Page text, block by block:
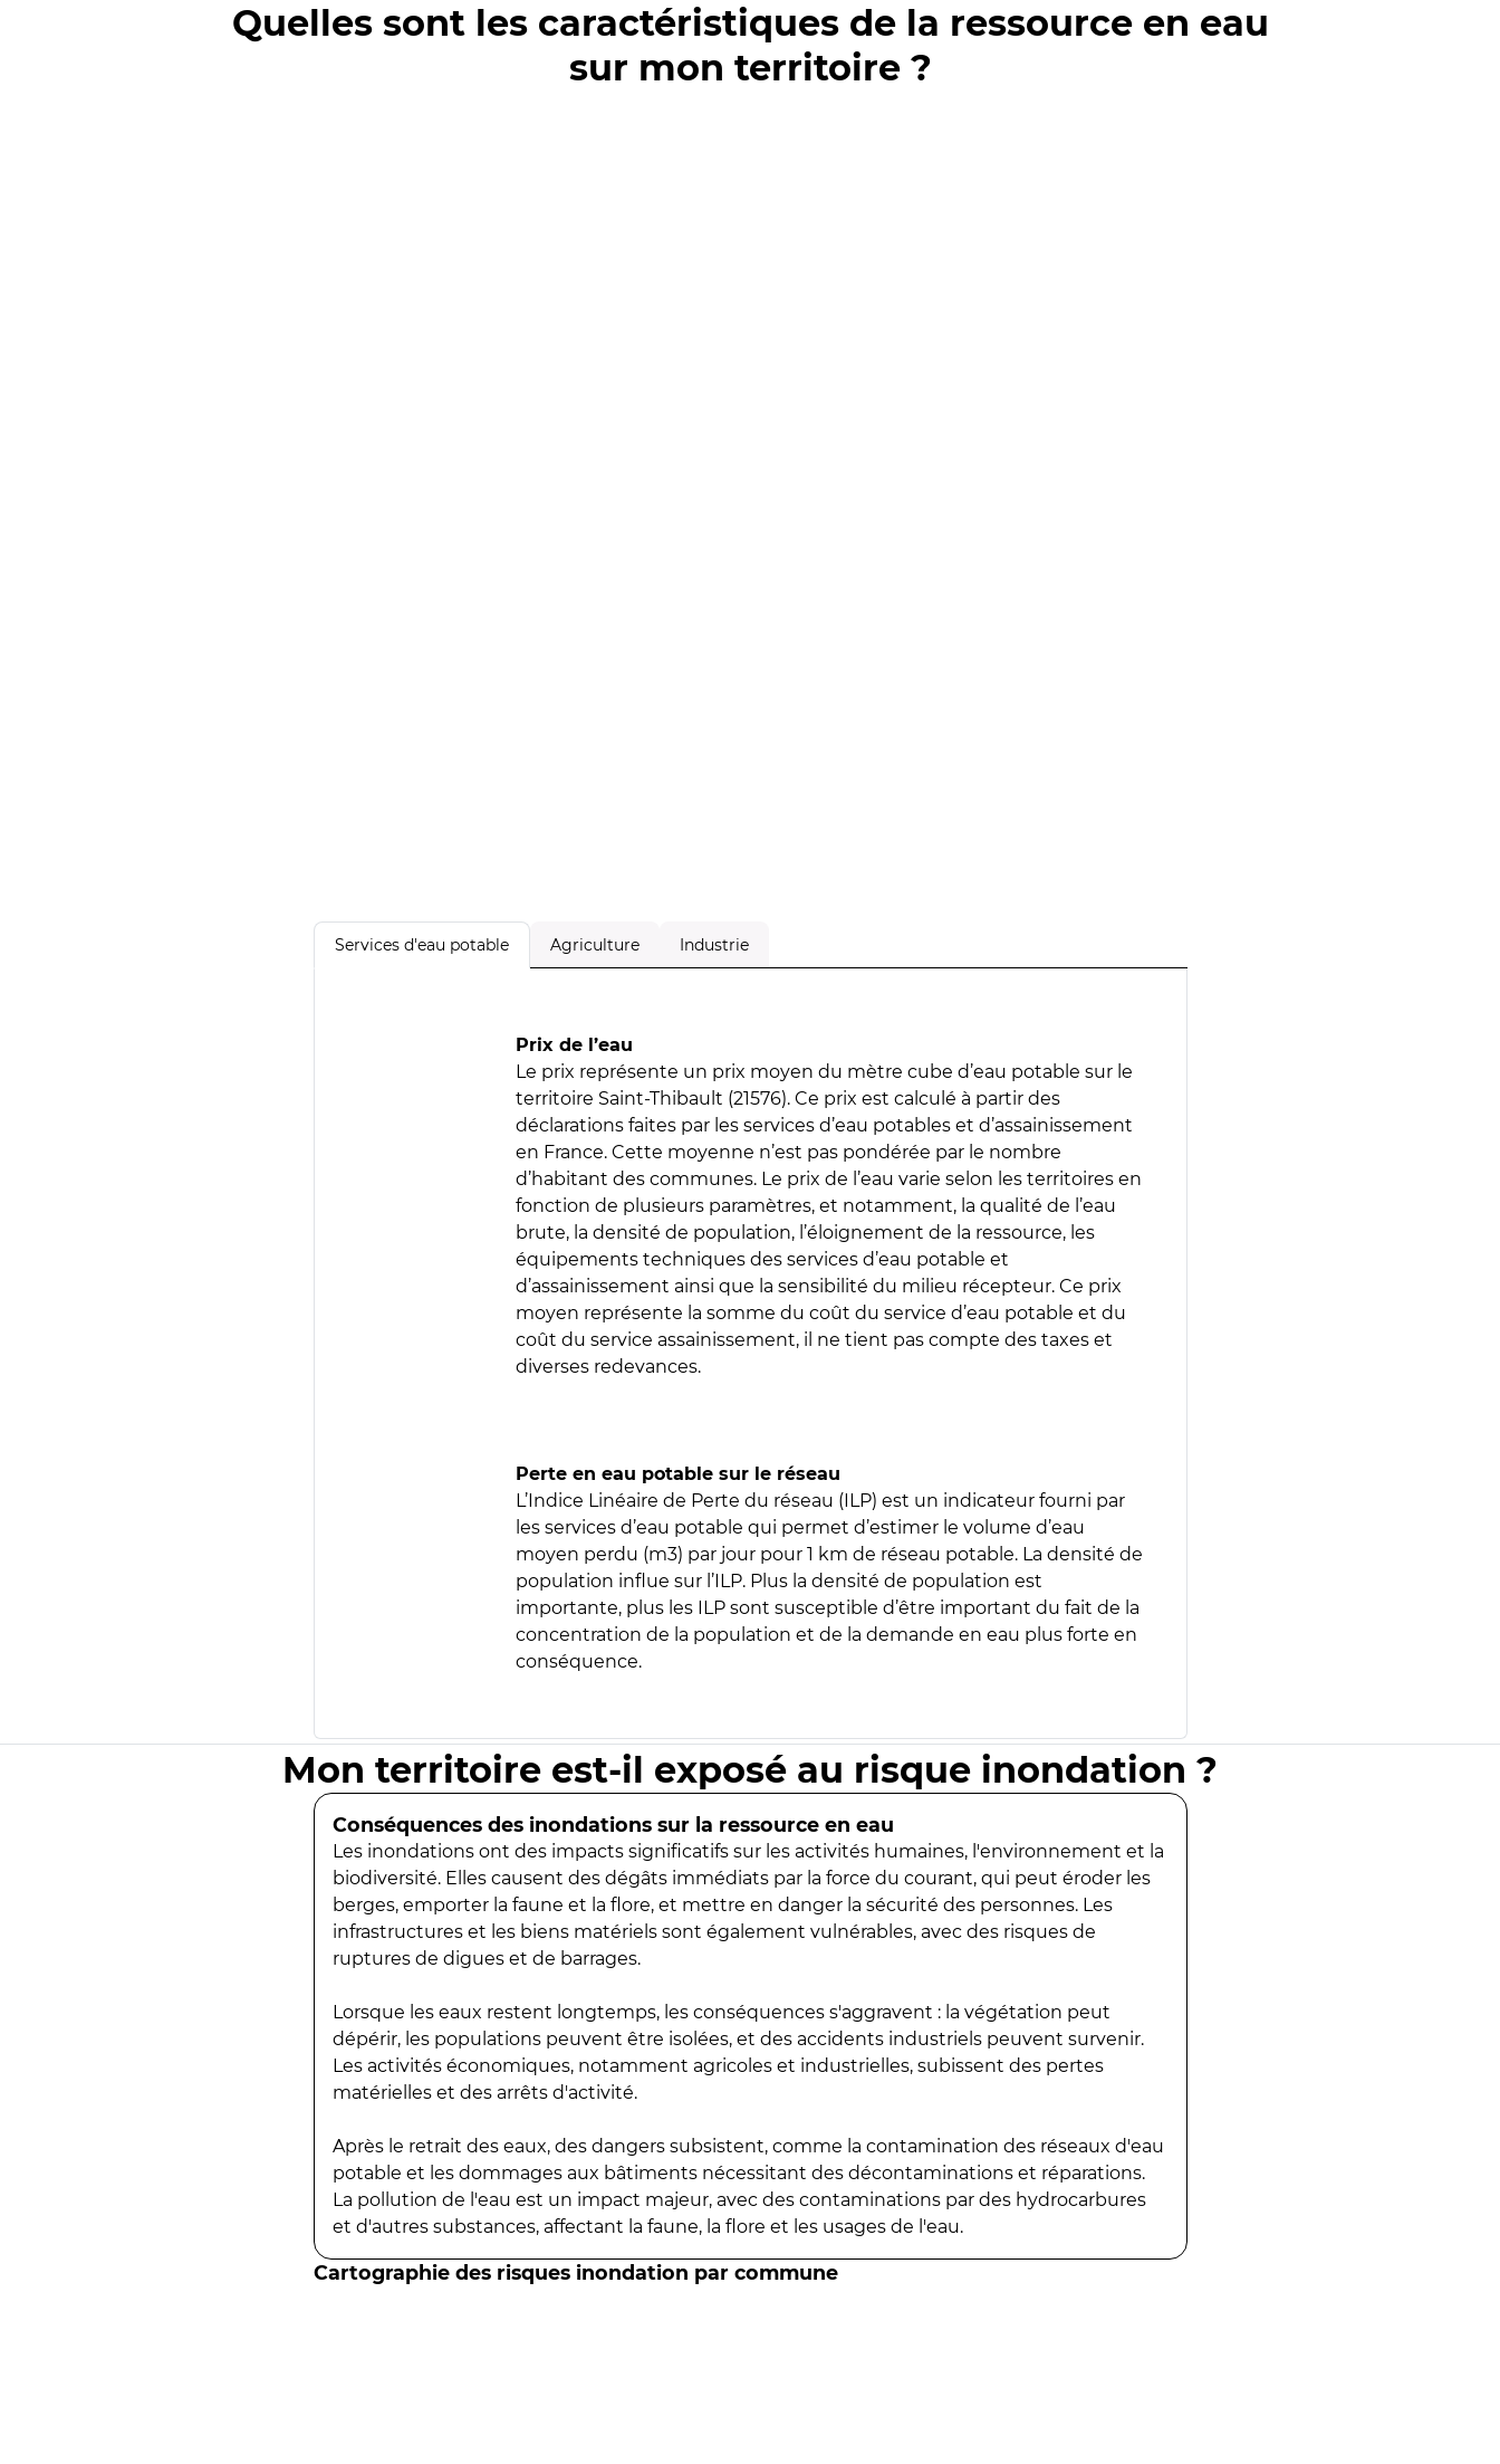
Quelles sont les caractéristiques de la ressource en eau
sur mon territoire ?
Services d'eau potable Agriculture Industrie
Prix de l’eau
Le prix représente un prix moyen du mètre cube d’eau potable sur le
territoire Saint-Thibault (21576). Ce prix est calculé à partir des
déclarations faites par les services d’eau potables et d’assainissement
en France. Cette moyenne n’est pas pondérée par le nombre
d’habitant des communes. Le prix de l’eau varie selon les territoires en
fonction de plusieurs paramètres, et notamment, la qualité de l’eau
brute, la densité de population, l’éloignement de la ressource, les
équipements techniques des services d’eau potable et
d’assainissement ainsi que la sensibilité du milieu récepteur. Ce prix
moyen représente la somme du coût du service d’eau potable et du
coût du service assainissement, il ne tient pas compte des taxes et
diverses redevances.
Perte en eau potable sur le réseau
L’Indice Linéaire de Perte du réseau (ILP) est un indicateur fourni par
les services d’eau potable qui permet d’estimer le volume d’eau
moyen perdu (m3) par jour pour 1 km de réseau potable. La densité de
population influe sur l’ILP. Plus la densité de population est
importante, plus les ILP sont susceptible d’être important du fait de la
concentration de la population et de la demande en eau plus forte en
conséquence.
Mon territoire est-il exposé au risque inondation ?
Conséquences des inondations sur la ressource en eau
Les inondations ont des impacts significatifs sur les activités humaines, l'environnement et la
biodiversité. Elles causent des dégâts immédiats par la force du courant, qui peut éroder les
berges, emporter la faune et la flore, et mettre en danger la sécurité des personnes. Les
infrastructures et les biens matériels sont également vulnérables, avec des risques de
ruptures de digues et de barrages.
Lorsque les eaux restent longtemps, les conséquences s'aggravent : la végétation peut
dépérir, les populations peuvent être isolées, et des accidents industriels peuvent survenir.
Les activités économiques, notamment agricoles et industrielles, subissent des pertes
matérielles et des arrêts d'activité.
Après le retrait des eaux, des dangers subsistent, comme la contamination des réseaux d'eau
potable et les dommages aux bâtiments nécessitant des décontaminations et réparations.
La pollution de l'eau est un impact majeur, avec des contaminations par des hydrocarbures
et d'autres substances, affectant la faune, la flore et les usages de l'eau.
Cartographie des risques inondation par commune